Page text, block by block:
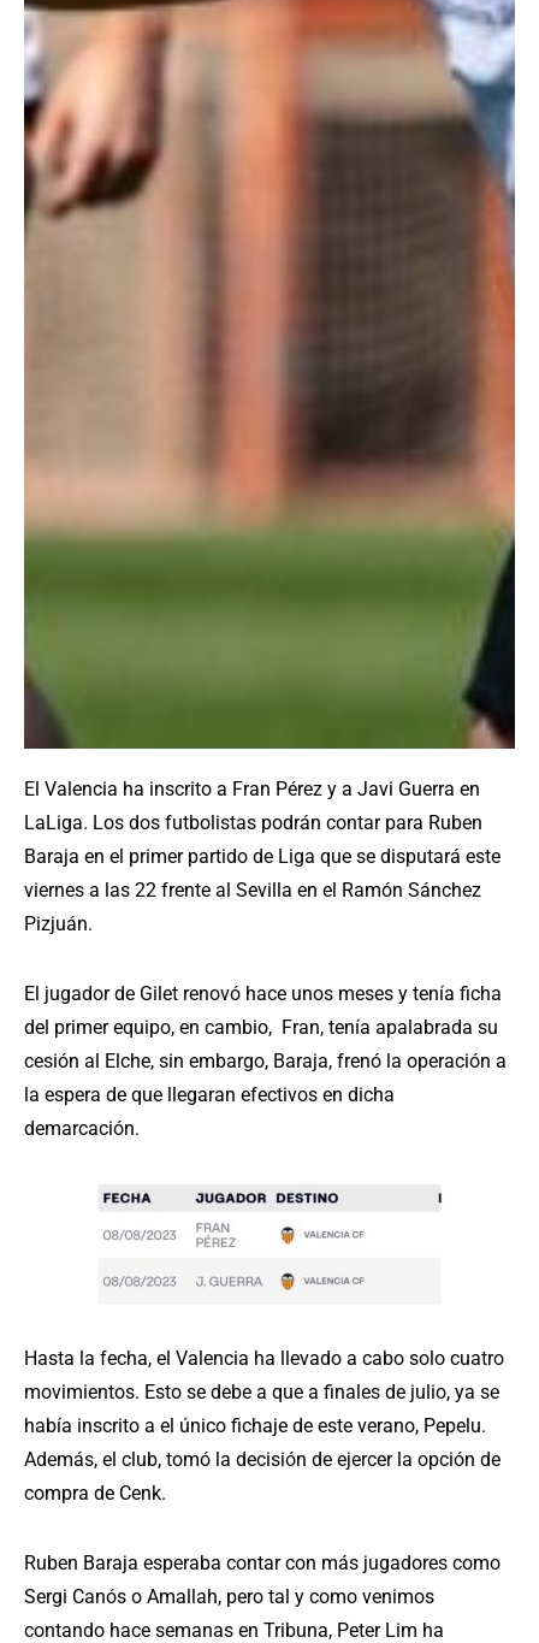
El Valencia ha inscrito a Fran Pérez y a Javi Guerra en
LaLiga. Los dos futbolistas podrán contar para Ruben
Baraja en el primer partido de Liga que se disputará este
viernes a las 22 frente al Sevilla en el Ramón Sánchez
Pizjuán.
El jugador de Gilet renovó hace unos meses y tenía ficha
del primer equipo, en cambio, Fran, tenía apalabrada su
cesión al Elche, sin embargo, Baraja, frenó la operación a
la espera de que llegaran efectivos en dicha
demarcación.
Hasta la fecha, el Valencia ha llevado a cabo solo cuatro
movimientos. Esto se debe a que a finales de julio, ya se
había inscrito a el único fichaje de este verano, Pepelu.
Además, el club, tomó la decisión de ejercer la opción de
compra de Cenk.
Ruben Baraja esperaba contar con más jugadores como
Sergi Canós o Amallah, pero tal y como venimos
contando hace semanas en Tribuna, Peter Lim ha